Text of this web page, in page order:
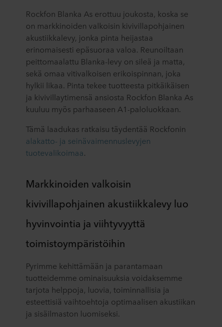
Rockfon Blanka As erottuu joukosta, koska se
on markkinoiden valkoisin kivivillapohjainen
akustiikkalevy, jonka pinta heijastaa
erinomaisesti epäsuoraa valoa. Reunoiltaan
peittomaalattu Blanka-levy on sileä ja matta,
sekä omaa vitivalkoisen erikoispinnan, joka
hylkii likaa. Pinta tekee tuotteesta pitkäikäisen
ja kivivillaytimensä ansiosta Rockfon Blanka As
kuuluu myös parhaaseen A1-paloluokkaan.
Tämä laadukas ratkaisu täydentää Rockfonin
alakatto- ja seinävaimennuslevyjen
tuotevalikoimaa.
Markkinoiden valkoisin
kivivillapohjainen akustiikkalevy luo
hyvinvointia ja viihtyvyyttä
toimistoympäristöihin
Pyrimme kehittämään ja parantamaan
tuotteidemme ominaisuuksia voidaksemme
tarjota helppoja, luovia, toiminnallisia ja
esteettisiä vaihtoehtoja optimaalisen akustiikan
ja sisäilmaston luomiseksi.